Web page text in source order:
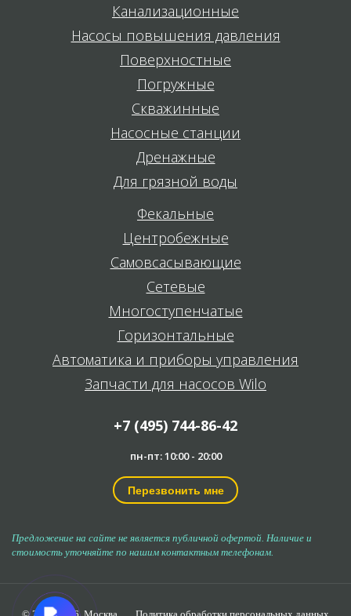
Канализационные
Насосы повышения давления
Поверхностные
Погружные
Скважинные
Насосные станции
Дренажные
Для грязной воды
Фекальные
Центробежные
Самовсасывающие
Сетевые
Многоступенчатые
Горизонтальные
Автоматика и приборы управления
Запчасти для насосов Wilo
+7 (495) 744-86-42
пн-пт: 10:00 - 20:00
Перезвонить мне
Предложение на сайте не является публичной офертой. Наличие и
стоимость уточняйте по нашим контактным телефонам.